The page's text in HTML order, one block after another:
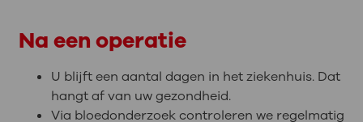
Na een operatie
U blijft een aantal dagen in het ziekenhuis. Dat
hangt af van uw gezondheid.
Via bloedonderzoek controleren we regelmatig